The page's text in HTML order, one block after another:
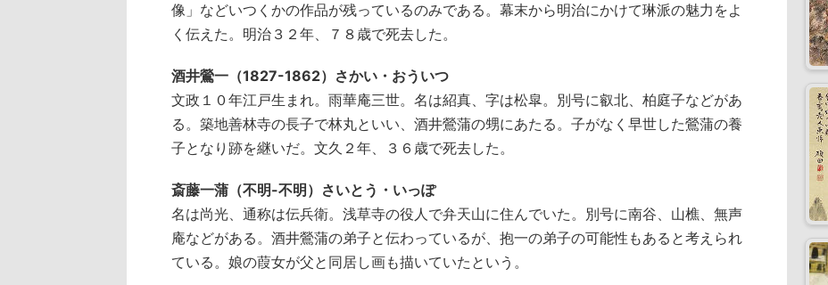
像」などいつくかの作品が残っているのみである。幕末から明治にかけて琳派の魅力をよ
く伝えた。明治３２年、７８歳で死去した。
酒井鶯一（1827-1862）さかい・おういつ
文政１０年江戸生まれ。雨華庵三世。名は紹真、字は松皐。別号に叡北、柏庭子などがあ
る。築地善林寺の長子で林丸といい、酒井鶯蒲の甥にあたる。子がなく早世した鶯蒲の養
子となり跡を継いだ。文久２年、３６歳で死去した。
斎藤一蒲（不明-不明）さいとう・いっぽ
名は尚光、通称は伝兵衛。浅草寺の役人で弁天山に住んでいた。別号に南谷、山樵、無声
庵などがある。酒井鶯蒲の弟子と伝わっているが、抱一の弟子の可能性もあると考えられ
ている。娘の葭女が父と同居し画も描いていたという。